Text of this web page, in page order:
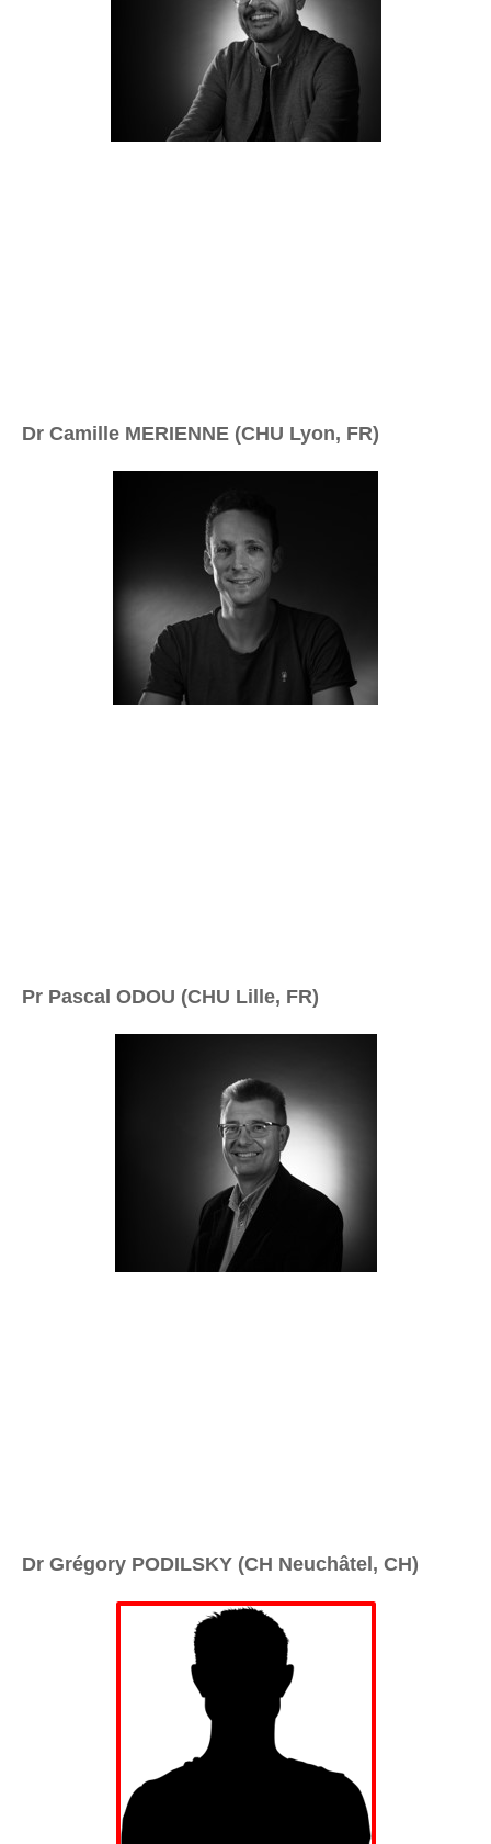
Dr Camille MERIENNE (CHU Lyon, FR)
Pr Pascal ODOU (CHU Lille, FR)
Dr Grégory PODILSKY (CH Neuchâtel, CH)